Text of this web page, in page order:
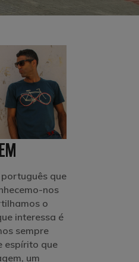
que
nos
o
interessa é
sempre
espírito que
um